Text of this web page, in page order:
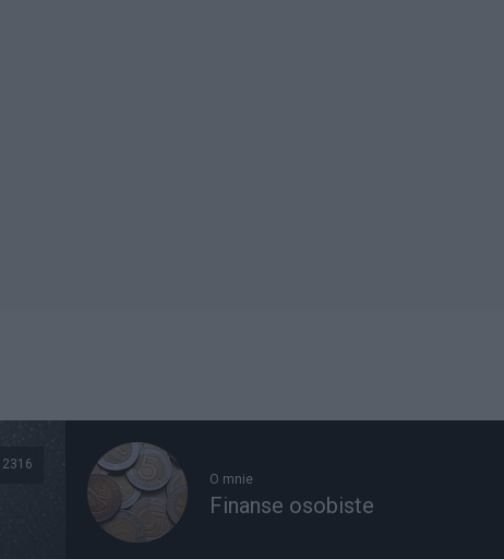
2316
O mnie
Finanse osobiste